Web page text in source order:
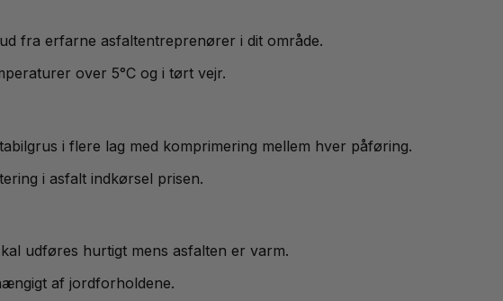
fra erfarne asfaltentreprenører i dit område.
over 5°C og i tørt vejr.
i flere lag med komprimering mellem hver påføring.
i asfalt indkørsel prisen.
udføres hurtigt mens asfalten er varm.
af jordforholdene.